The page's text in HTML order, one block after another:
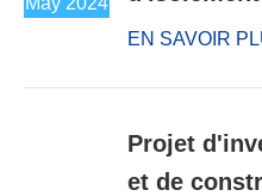
EN SAVOIR
Projet
et de